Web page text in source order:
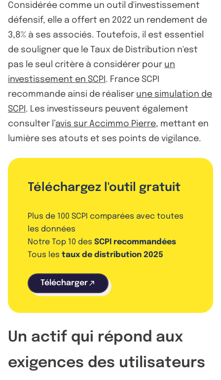
Considérée comme un outil d'investissement
défensif, elle a offert en 2022 un rendement de
3,8% à ses associés. Toutefois, il est essentiel
de souligner que le Taux de Distribution n'est
pas le seul critère à considérer pour un
investissement en SCPI . France SCPI
recommande ainsi de réaliser une simulation de
SCPI . Les investisseurs peuvent également
consulter l’avis sur Accimmo Pierre, mettant en
lumière ses atouts et ses points de vigilance.
Téléchargez l'outil gratuit
Plus de 100 SCPI comparées avec toutes
les données
Notre Top 10 des SCPI recommandées
Tous les taux de distribution 2025
Télécharger
Un actif qui répond aux
exigences des utilisateurs